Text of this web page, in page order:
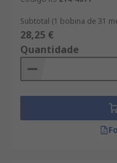
Subtotal (1 bobina de 31
28,25 €
Quantidade